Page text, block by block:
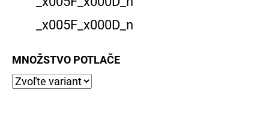
_x005F_x000D_n
MNOŽSTVO POTLAČE
d
p
o
r